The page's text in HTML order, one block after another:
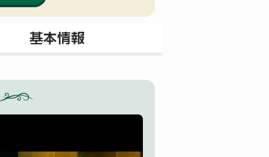
基本情報